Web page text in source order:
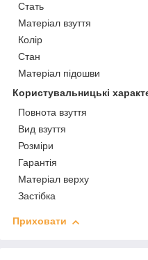
Стать
Матеріал взуття
Колір
Стан
Матеріал підошви
Користувальницькі
Повнота взуття
Вид взуття
Розміри
Гарантія
Матеріал верху
Застібка
Приховати